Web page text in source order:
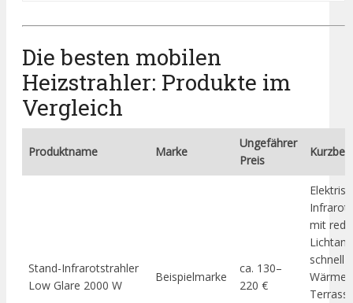
Die besten mobilen
Heizstrahler: Produkte im
Vergleich
Produktname Marke
Ungefährer
Preis
Stand-Infrarotstrahler
Low Glare 2000 W
Beispielmarke
ca. 130–
220 €
mit
schnell
Wärme